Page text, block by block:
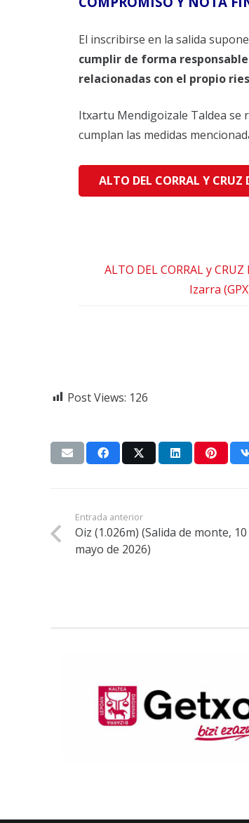
El inscribirse en la salida supone
cumplir de forma
relacionadas con el propio
Itxartu Mendigoizale Taldea se
cumplan las medidas
ALTO DEL CORRAL Y CRUZ
ALTO DEL CORRAL y
Izarra
Post Views: 126
Entrada anterior
Oiz (1.026m) (Salida de monte, 10
mayo de 2026)